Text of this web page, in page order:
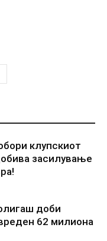
клупскиот
засилување
доби
62 милиона